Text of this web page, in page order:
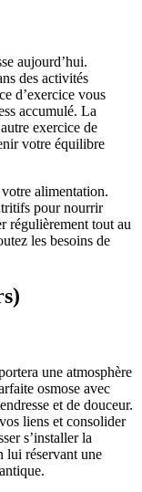
aujourd’hui.
des activités
d’exercice vous
accumulé. La
exercice de
votre équilibre
alimentation.
pour nourrir
régulièrement tout au
les besoins de
une atmosphère
osmose avec
et de douceur.
liens et consolider
s’installer la
lui réservant une